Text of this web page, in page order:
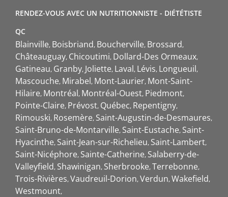
RENDEZ-VOUS AVEC UN NUTRITIONNISTE - DIÉTÉTISTE
QC
Blainville Boisbriand Boucherville Brossard
Châteauguay Chicoutimi Dollard-Des Ormeaux
Gatineau Granby Joliette Laval Lévis Longueuil
Mascouche Mirabel Mont-Laurier Mont-Saint-
Hilaire Montréal Montréal-Ouest Piedmont
Pointe-Claire Prévost Québec Repentigny
Rimouski Rosemère Saint-Augustin-de-Desmaures
Saint-Bruno-de-Montarville Saint-Eustache Saint-
Hyacinthe Saint-Jean-sur-Richelieu Saint-Lambert
Saint-Nicéphore Sainte-Catherine Salaberry-de-
Valleyfield Shawinigan Sherbrooke Terrebonne
Trois-Rivières Vaudreuil-Dorion Verdun Wakefield
Westmount